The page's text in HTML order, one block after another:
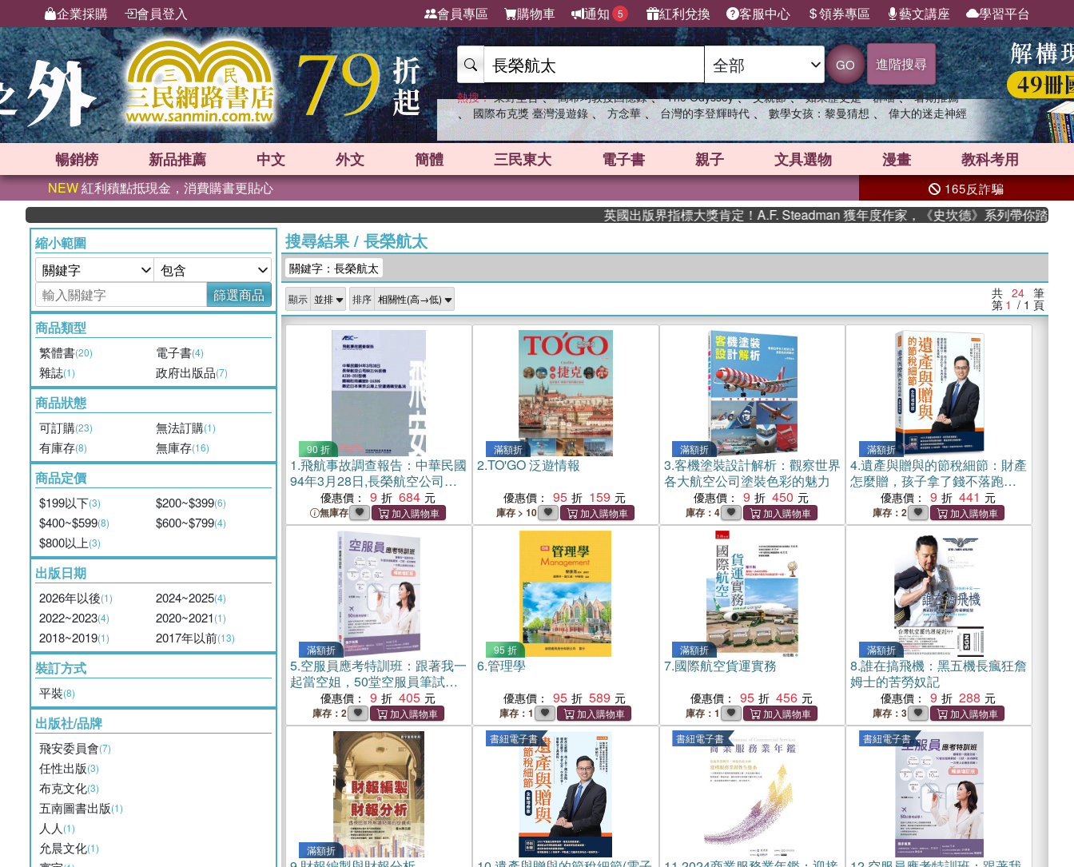
企業採購 會員登入 會員專區 購物車 通知 5 紅利兌換 客服中心 領券專區 藝文講座 學習平台
GO 進階搜尋
熱搜： 東野圭吾 、 高希均教授回憶錄 、 The Odyssey 、 父親節 、 如果歷史是一群喵 、 暑期推薦
、 國際布克獎 臺灣漫遊錄 、 方念華 、 台灣的李登輝時代 、 數學女孩：黎曼猜想 、 偉大的迷走神經
暢銷榜 新品推薦 中文 外文 簡體 三民東大 電子書 親子 文具選物 漫畫 教科考用
NEW紅利積點抵現金，消費購書更貼心 165反詐騙
英國出版界指標大獎肯定！A.F. Steadman 獲年度作家，《史坎德》系列帶你踏上熱血奇
縮小範圍
篩選商品
商品類型
繁體書(20) 電子書(4)
雜誌(1) 政府出版品(7)
商品狀態
可訂購(23) 無法訂購(1)
有庫存(8) 無庫存(16)
商品定價
$199以下(3) $200~$399(6)
$400~$599(8) $600~$799(4)
$800以上(3)
出版日期
2026年以後(1) 2024~2025(4)
2022~2023(4) 2020~2021(1)
2018~2019(1) 2017年以前(13)
裝訂方式
平裝(8)
出版社/品牌
飛安委員會(7)
任性出版(3)
布克文化(3)
五南圖書出版(1)
人人 (1)
允晨文化(1)
搜尋結果/ 長榮航太
關鍵字：長榮航太
顯示 排序 共 24 筆
第 1 / 1 頁
90 折
1.飛航事故調查報告：中華民國
94年3月28日,長榮航空公司
BR2196班機,A330-203型機,國
籍註冊編號B-16306,靠近日本
東京公海上空遭遇晴空亂流
優惠價： 9 684
無庫存
滿額折
2.TO'GO 泛遊情報
優惠價： 95 159
庫存 > 10
滿額折
3.客機塗裝設計解析：觀察世界
各大航空公司塗裝色彩的魅力
優惠價： 9 450
庫存：4
滿額折
4.遺產與贈與的節稅細節：財產
怎麼贈，孩子拿了錢不落跑；
遺產怎麼分，老者心安、少者
不爭，還能省下萬萬稅。（全
新增修版）
優惠價： 9 441
庫存：2
滿額折
5.空服員應考特訓班：跟著我一
起當空姐，50堂空服員筆試、
口試、成功錄取一次考上必勝
全攻略！ 【暢銷增訂版】
優惠價： 9 405
庫存：2
95 折
6.管理學
優惠價： 95 589
庫存：1
滿額折
7.國際航空貨運實務
優惠價： 95 456
庫存：1
滿額折
8.誰在搞飛機：黑五機長瘋狂詹
姆士的苦勞奴記
優惠價： 9 288
庫存：3
滿額折
書紐電子書 書紐電子書 書紐電子書